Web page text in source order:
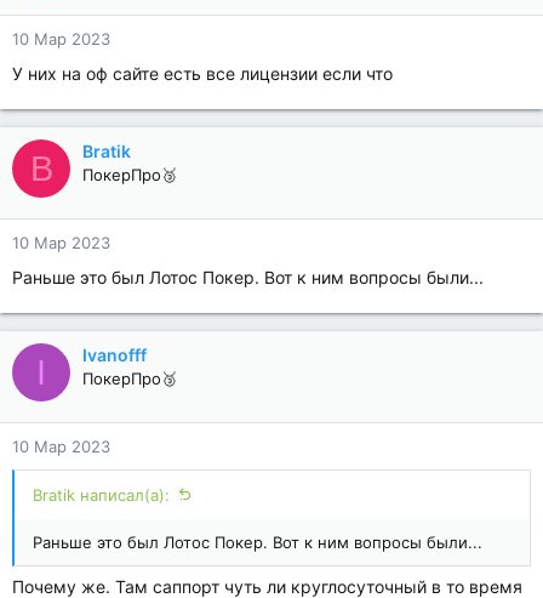
10 Мар 2023
У них на оф сайте есть все лицензии если что
B Bratik
ПокерПро🥉
10 Мар 2023
Раньше это был Лотос Покер. Вот к ним вопросы были...
I Ivanofff
ПокерПро🥉
10 Мар 2023
Bratik написал(а):
Раньше это был Лотос Покер. Вот к ним вопросы были...
Почему же. Там саппорт чуть ли круглосуточный в то время